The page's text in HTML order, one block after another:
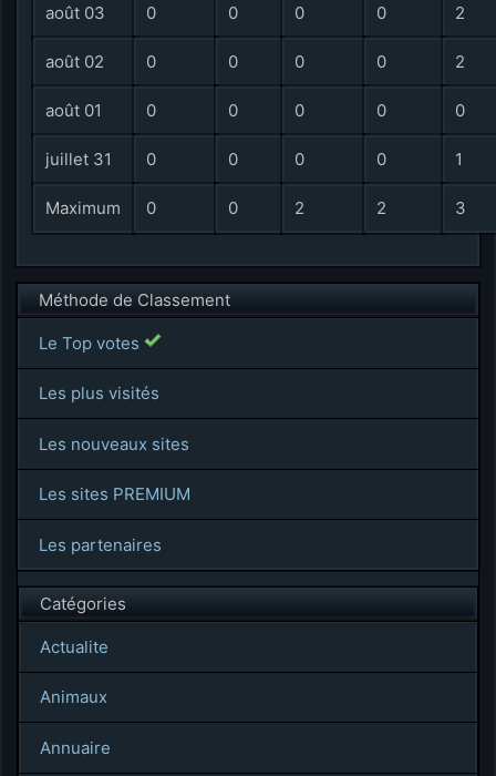
août 03 0 0 0 0 2
août 02 0 0 0 0 2
août 01 0 0 0 0 0
juillet 31 0 0 0 0 1
Maximum 0 0 2 2 3
Méthode de Classement
Le Top votes
Les plus visités
Les nouveaux sites
Les sites PREMIUM
Les partenaires
Catégories
Actualite
Animaux
Annuaire